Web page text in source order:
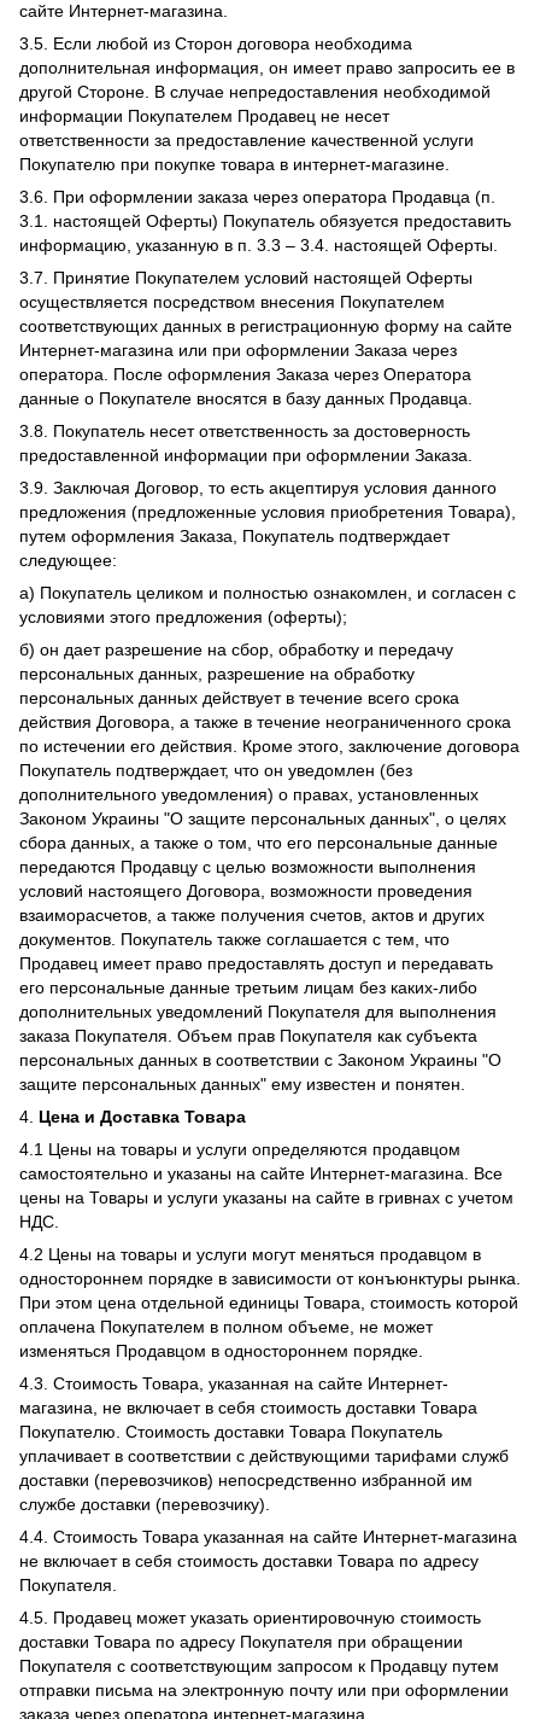
сайте Интернет-магазина.
3.5. Если любой из Сторон договора необходима
дополнительная информация, он имеет право запросить ее в
другой Стороне. В случае непредоставления необходимой
информации Покупателем Продавец не несет
ответственности за предоставление качественной услуги
Покупателю при покупке товара в интернет-магазине.
3.6. При оформлении заказа через оператора Продавца (п.
3.1. настоящей Оферты) Покупатель обязуется предоставить
информацию, указанную в п. 3.3 – 3.4. настоящей Оферты.
3.7. Принятие Покупателем условий настоящей Оферты
осуществляется посредством внесения Покупателем
соответствующих данных в регистрационную форму на сайте
Интернет-магазина или при оформлении Заказа через
оператора. После оформления Заказа через Оператора
данные о Покупателе вносятся в базу данных Продавца.
3.8. Покупатель несет ответственность за достоверность
предоставленной информации при оформлении Заказа.
3.9. Заключая Договор, то есть акцептируя условия данного
предложения (предложенные условия приобретения Товара),
путем оформления Заказа, Покупатель подтверждает
следующее:
а) Покупатель целиком и полностью ознакомлен, и согласен с
условиями этого предложения (оферты);
б) он дает разрешение на сбор, обработку и передачу
персональных данных, разрешение на обработку
персональных данных действует в течение всего срока
действия Договора, а также в течение неограниченного срока
по истечении его действия. Кроме этого, заключение договора
Покупатель подтверждает, что он уведомлен (без
дополнительного уведомления) о правах, установленных
Законом Украины "О защите персональных данных", о целях
сбора данных, а также о том, что его персональные данные
передаются Продавцу с целью возможности выполнения
условий настоящего Договора, возможности проведения
взаиморасчетов, а также получения счетов, актов и других
документов. Покупатель также соглашается с тем, что
Продавец имеет право предоставлять доступ и передавать
его персональные данные третьим лицам без каких-либо
дополнительных уведомлений Покупателя для выполнения
заказа Покупателя. Объем прав Покупателя как субъекта
персональных данных в соответствии с Законом Украины "О
защите персональных данных" ему известен и понятен.
4. Цена и Доставка Товара
4.1 Цены на товары и услуги определяются продавцом
самостоятельно и указаны на сайте Интернет-магазина. Все
цены на Товары и услуги указаны на сайте в гривнах с учетом
НДС.
4.2 Цены на товары и услуги могут меняться продавцом в
одностороннем порядке в зависимости от конъюнктуры рынка.
При этом цена отдельной единицы Товара, стоимость которой
оплачена Покупателем в полном объеме, не может
изменяться Продавцом в одностороннем порядке.
4.3. Стоимость Товара, указанная на сайте Интернет-
магазина, не включает в себя стоимость доставки Товара
Покупателю. Стоимость доставки Товара Покупатель
уплачивает в соответствии с действующими тарифами служб
доставки (перевозчиков) непосредственно избранной им
службе доставки (перевозчику).
4.4. Стоимость Товара указанная на сайте Интернет-магазина
не включает в себя стоимость доставки Товара по адресу
Покупателя.
4.5. Продавец может указать ориентировочную стоимость
доставки Товара по адресу Покупателя при обращении
Покупателя с соответствующим запросом к Продавцу путем
отправки письма на электронную почту или при оформлении
заказа через оператора интернет-магазина.